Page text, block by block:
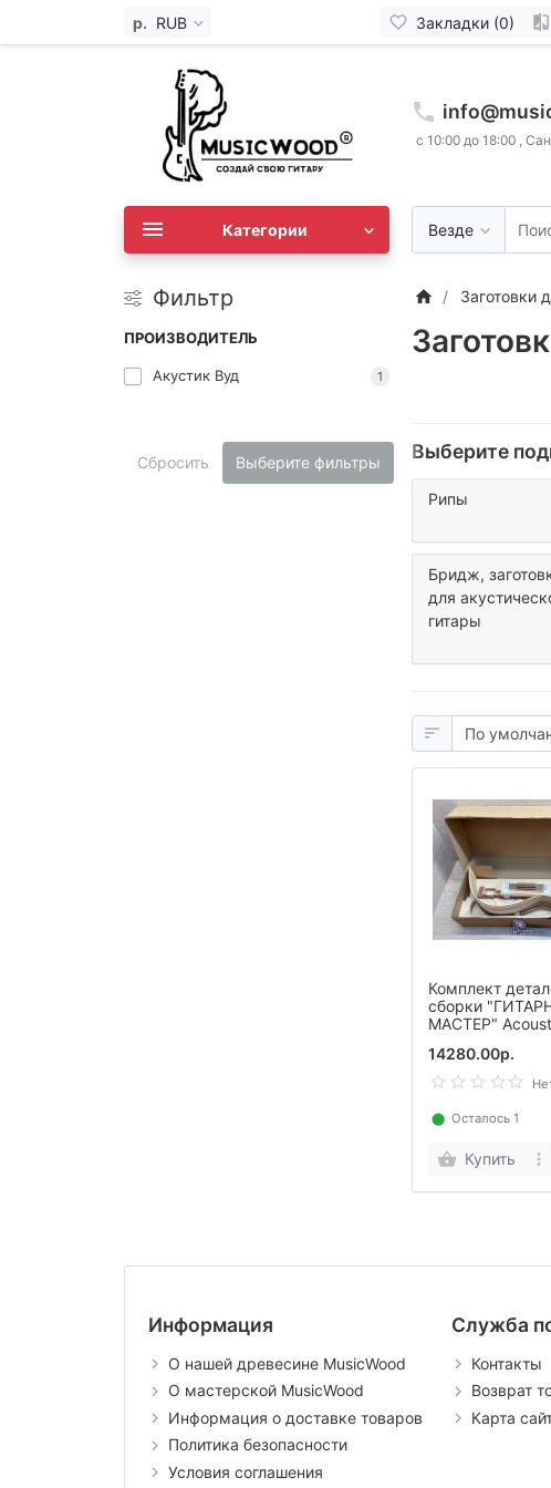
р. RUB Закладки (0)
с 10:00 до 18:00 ,
Везде
Категории
Фильтр
ПРОИЗВОДИТЕЛЬ
Акустик Вуд 1
Сбросить Выберите фильтры
Заготовки
Выберите
Рипы
Бридж,
для
гитары
Комплект
сборки
МАСТЕР"
14280.00р.
⬤ Осталось 1
Купить
Информация
О нашей древесине MusicWood
О мастерской MusicWood
Информация о доставке товаров
Политика безопасности
Условия соглашения
Служба
Контакты
Возврат
Карта